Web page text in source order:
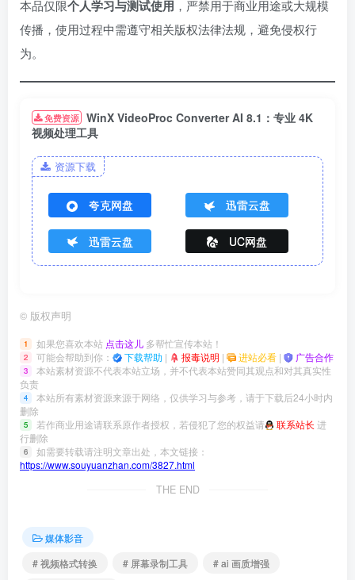
本品仅限个人学习与测试使用 ，严禁用于商业用途或大规模
传播，使用过程中需遵守相关版权法律法规，避免侵权行
为。
免费资源 WinX VideoProc Converter AI 8.1：专业 4K
视频处理工具
资源下载
夸克网盘 迅雷云盘
迅雷云盘 UC网盘
© 版权声明
1 如果您喜欢本站 点击这儿 多帮忙宣传本站！
2 可能会帮助到你： 下载帮助 | 报毒说明 | 进站必看 | 广告合作
3
本站素材资源不代表本站立场，并不代表本站赞同其观点和对其真实性
负责
4
本站所有素材资源来源于网络，仅供学习与参考，请于下载后24小时内
删除
5 若作商业用途请联系原作者授权，若侵犯了您的权益请 联系站长 进
行删除
6
如需要转载请注明文章出处，本文链接：
https://www.souyuanzhan.com/3827.html
THE END
媒体影音
# 视频格式转换
# 屏幕录制工具
# ai 画质增强